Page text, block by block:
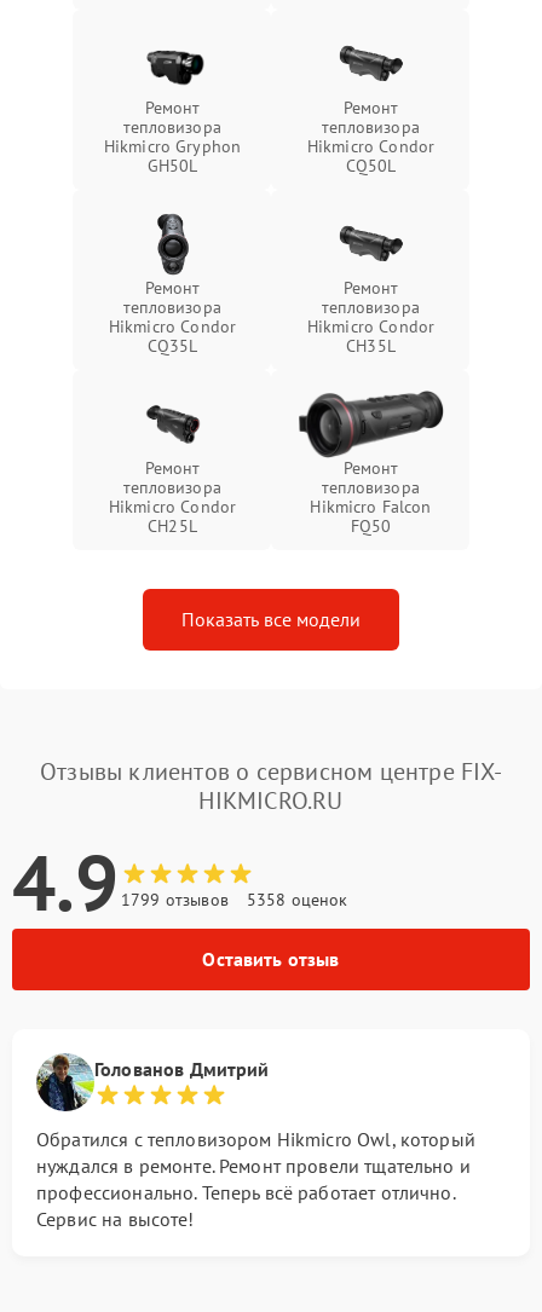
Ремонт
тепловизора
Hikmicro Gryphon
GH50L
Ремонт
тепловизора
Hikmicro Condor
CQ50L
Ремонт
тепловизора
Hikmicro Condor
CQ35L
Ремонт
тепловизора
Hikmicro Condor
CH35L
Ремонт
тепловизора
Hikmicro Condor
CH25L
Ремонт
тепловизора
Hikmicro Falcon
FQ50
Показать все модели
Отзывы клиентов о сервисном центре FIX-
HIKMICRO.RU
4.9 1799 отзывов 5358 оценок
Оставить отзыв
Голованов Дмитрий
Обратился с тепловизором Hikmicro Owl, который
нуждался в ремонте. Ремонт провели тщательно и
профессионально. Теперь всё работает отлично.
Сервис на высоте!